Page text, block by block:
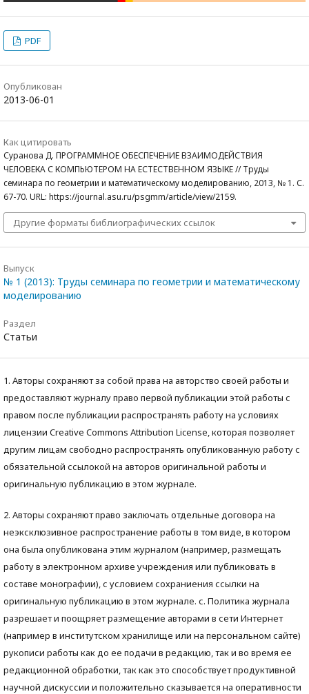
PDF
Опубликован
2013-06-01
Как цитировать
Суранова Д. ПРОГРАММНОЕ ОБЕСПЕЧЕНИЕ ВЗАИМОДЕЙСТВИЯ
ЧЕЛОВЕКА С КОМПЬЮТЕРОМ НА ЕСТЕСТВЕННОМ ЯЗЫКЕ // Труды
семинара по геометрии и математическому моделированию, 2013, № 1. С.
67-70. URL: https://journal.asu.ru/psgmm/article/view/2159.
Другие форматы библиографических ссылок
Выпуск
№ 1 (2013): Труды семинара по геометрии и математическому
моделированию
Раздел
Статьи
1. Авторы сохраняют за собой права на авторство своей работы и
предоставляют журналу право первой публикации этой работы с
правом после публикации распространять работу на условиях
лицензии Creative Commons Attribution License, которая позволяет
другим лицам свободно распространять опубликованную работу с
обязательной ссылокой на авторов оригинальной работы и
оригинальную публикацию в этом журнале.
2. Авторы сохраняют право заключать отдельные договора на
неэксклюзивное распространение работы в том виде, в котором
она была опубликована этим журналом (например, размещать
работу в электронном архиве учреждения или публиковать в
составе монографии), с условием сохраниения ссылки на
оригинальную публикацию в этом журнале. с. Политика журнала
разрешает и поощряет размещение авторами в сети Интернет
(например в институтском хранилище или на персональном сайте)
рукописи работы как до ее подачи в редакцию, так и во время ее
редакционной обработки, так как это способствует продуктивной
научной дискуссии и положительно сказывается на оперативности